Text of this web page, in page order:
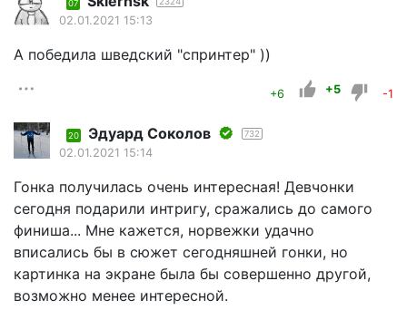
07
02.01.2021 15:13
А победила шведский "спринтер" ))
+6 +5 -1
20 Эдуард Соколов 732
02.01.2021 15:14
Гонка получилась очень интересная! Девчонки
сегодня подарили интригу, сражались до самого
финиша... Мне кажется, норвежки удачно
вписались бы в сюжет сегодняшней гонки, но
картинка на экране была бы совершенно другой,
возможно менее интересной.